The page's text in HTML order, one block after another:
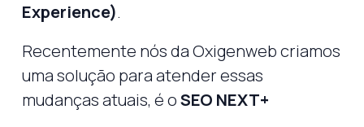
Experience).
Recentemente nós da Oxigenweb criamos
uma solução para atender essas
mudanças atuais, é oSEO NEXT+